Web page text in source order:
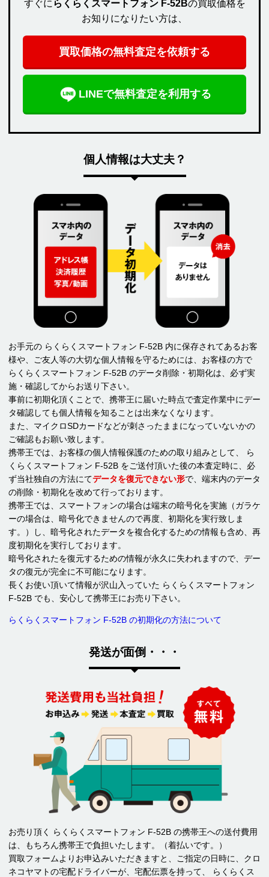
すぐに らくらくスマートフォン F-52Bの買取価格を
お知りになりたい方は、
買取価格の無料査定を依頼する
LINEで無料査定を利用する
個人情報は大丈夫？
お手元の らくらくスマートフォン F-52B 内に保存されてあるお客
様や、ご友人等の大切な個人情報を守るためには、お客様の方で
らくらくスマートフォン F-52B のデータ削除・初期化は、必ず実
施・確認してからお送り下さい。
事前に初期化頂くことで、携帯王に届いた時点で査定作業中にデー
タ確認しても個人情報を知ることは出来なくなります。
また、マイクロSDカードなどが刺さったままになっていないかの
ご確認もお願い致します。
携帯王では、お客様の個人情報保護のための取り組みとして、 ら
くらくスマートフォン F-52B をご送付頂いた後の本査定時に、必
ず当社独自の方法にてデータを復元できない形で、端末内のデータ
の削除・初期化を改めて行っております。
携帯王では、スマートフォンの場合は端末の暗号化を実施（ガラケ
ーの場合は、暗号化できませんので再度、初期化を実行致しま
す。）し、暗号化されたデータを複合化するための情報も含め、再
度初期化を実行しております。
暗号化されたを復元するための情報が永久に失われますので、デー
タの復元が完全に不可能になります。
長くお使い頂いて情報が沢山入っていた らくらくスマートフォン
F-52B でも、安心して携帯王にお売り下さい。
らくらくスマートフォン F-52B の初期化の方法について
発送が面倒・・・
お売り頂く らくらくスマートフォン F-52B の携帯王への送付費用
は、もちろん携帯王で負担いたします。（着払いです。）
買取フォームよりお申込みいただきますと、ご指定の日時に、クロ
ネコヤマトの宅配ドライバーが、宅配伝票を持って、 らくらくス